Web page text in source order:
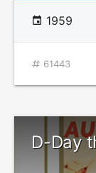
1959
61443
D-Day